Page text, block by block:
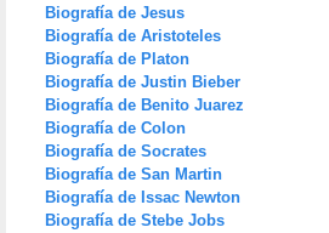
Biografía de Jesus
Biografía de Aristoteles
Biografía de Platon
Biografía de Justin Bieber
Biografía de Benito Juarez
Biografía de Colon
Biografía de Socrates
Biografía de San Martin
Biografía de Issac Newton
Biografía de Stebe Jobs